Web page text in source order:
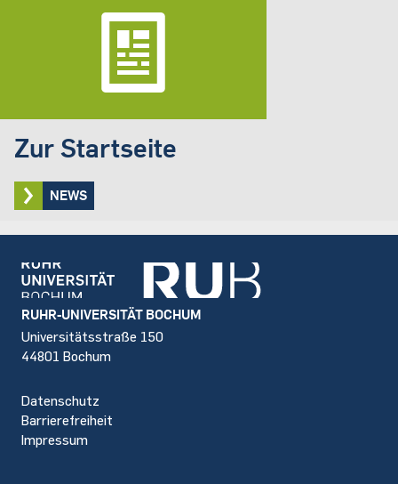
Zur Startseite
NEWS
Footer
RUHR-UNIVERSITÄT BOCHUM
Universitätsstraße 150
44801 Bochum
Datenschutz
Barrierefreiheit
Impressum